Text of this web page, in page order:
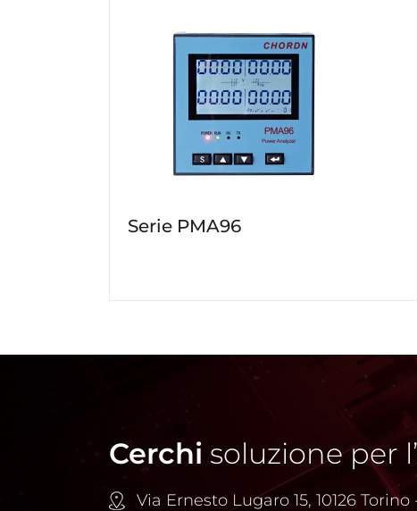
Serie PMA96
Cerchi soluzione per
Via Ernesto Lugaro 15, 10126 Torino